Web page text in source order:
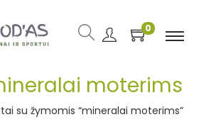
0
moterims
su žymomis “mineralai moterims”